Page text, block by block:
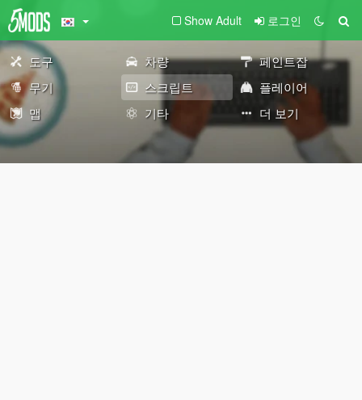
Show Adult 로그인
도구 차량
페인트잡
무기
스크립트
플레이어
맵
기타 더 보기